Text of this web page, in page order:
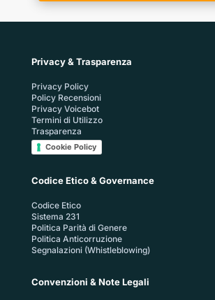
Privacy & Trasparenza
Privacy Policy
Policy Recensioni
Privacy Voicebot
Termini di Utilizzo
Trasparenza
Cookie Policy
Codice Etico & Governance
Codice Etico
Sistema 231
Politica Parità di Genere
Politica Anticorruzione
Segnalazioni (Whistleblowing)
Convenzioni & Note Legali